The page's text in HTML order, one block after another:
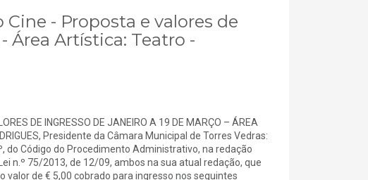
Cine - Proposta e valores de
Área Artística: Teatro -
DE INGRESSO DE JANEIRO A 19 DE MARÇO – ÁREA
Presidente da Câmara Municipal de Torres Vedras:
do Código do Procedimento Administrativo, na redação
n.º 75/2013, de 12/09, ambos na sua atual redação, que
de € 5,00 cobrado para ingresso nos seguintes